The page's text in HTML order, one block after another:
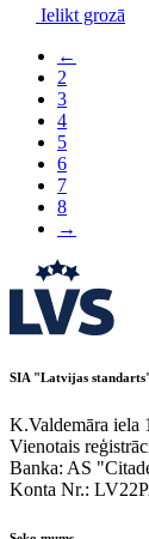
Ielikt grozā
←
2
3
4
5
6
7
8
→
SIA "Latvijas
K.Valdemāra iela
Vienotais
Banka: AS
Konta Nr.: